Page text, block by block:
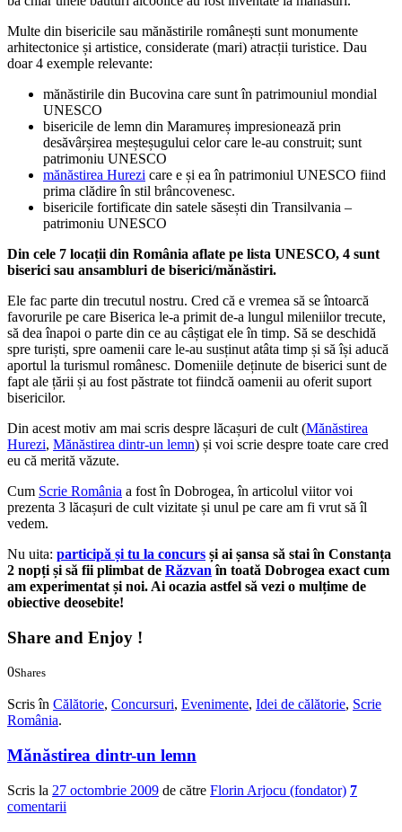
Multe din bisericile sau mănăstirile românești sunt monumente
arhitectonice și artistice, considerate (mari) atracții turistice. Dau
doar 4 exemple relevante:
mănăstirile din Bucovina care sunt în patrimouniul mondial
UNESCO
bisericile de lemn din Maramureș impresionează prin
desăvârșirea meșteșugului celor care le-au construit; sunt
patrimoniu UNESCO
mănăstirea Hurezi care e și ea în patrimoniul UNESCO fiind
prima clădire în stil brâncovenesc.
bisericile fortificate din satele săsești din Transilvania –
patrimoniu UNESCO
Din cele 7 locații din România aflate pe lista UNESCO, 4 sunt
biserici sau ansambluri de biserici/mănăstiri.
Ele fac parte din trecutul nostru. Cred că e vremea să se întoarcă
favorurile pe care Biserica le-a primit de-a lungul mileniilor trecute,
să dea înapoi o parte din ce au câștigat ele în timp. Să se deschidă
spre turiști, spre oamenii care le-au susținut atâta timp și să își aducă
aportul la turismul românesc. Domeniile deținute de biserici sunt de
fapt ale țării și au fost păstrate tot fiindcă oamenii au oferit suport
bisericilor.
Din acest motiv am mai scris despre lăcașuri de cult (Mănăstirea
Hurezi, Mănăstirea dintr-un lemn) și voi scrie despre toate care cred
eu că merită văzute.
Cum Scrie România a fost în Dobrogea, în articolul viitor voi
prezenta 3 lăcașuri de cult vizitate și unul pe care am fi vrut să îl
vedem.
Nu uita: participă și tu la concurs și ai șansa să stai în Constanța
2 nopți și să fii plimbat de Răzvanîn toată Dobrogea exact cum
am experimentat și noi. Ai ocazia astfel să vezi o mulțime de
obiective deosebite!
Share and Enjoy !
0Shares
Scris în Călătorie, Concursuri, Evenimente, Idei de călătorie, Scrie
România.
Mănăstirea dintr-un lemn
Scris la 27 octombrie 2009 de către Florin Arjocu (fondator) 7
comentarii